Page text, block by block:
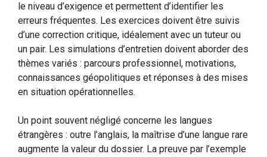
le niveau d’exigence et permettent d’identifier les
erreurs fréquentes. Les exercices doivent être suivis
d’une correction critique, idéalement avec un tuteur ou
un pair. Les simulations d’entretien doivent aborder des
thèmes variés : parcours professionnel, motivations,
connaissances géopolitiques et réponses à des mises
en situation opérationnelles.
Un point souvent négligé concerne les langues
étrangères : outre l’anglais, la maîtrise d’une langue rare
augmente la valeur du dossier. La preuve par l’exemple